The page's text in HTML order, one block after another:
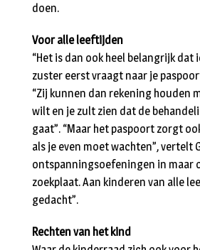
doen.
Voor alle leeftijden
“Het is dan ook heel belangrijk
zuster eerst vraagt naar je
“Zij kunnen dan rekening houden
wilt en je zult zien dat de
gaat”. “Maar het paspoort zorgt
als je even moet wachten”, vertelt
ontspanningsoefeningen in maar
zoekplaat. Aan kinderen van alle
gedacht”.
Rechten van het kind